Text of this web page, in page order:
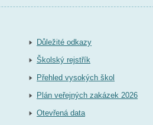
Důležité odkazy
Školský rejstřík
Přehled vysokých škol
Plán veřejných zakázek 2026
Otevřená data